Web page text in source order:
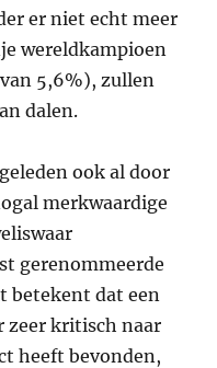
er niet echt meer
wereldkampioen
van 5,6%), zullen
dalen.
ook al door
merkwaardige
gerenommeerde
dat een
zeer kritisch naar
heeft bevonden,